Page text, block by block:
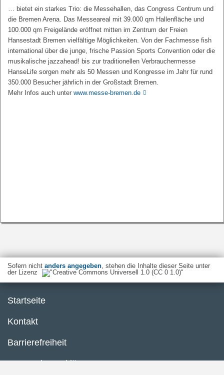
… bietet ein starkes Trio: die Messehallen, das Congress Centrum und
die Bremen Arena. Das Messeareal mit 39.000 qm Hallenfläche und
100.000 qm Freigelände eröffnet mitten im Zentrum der Freien
Hansestadt Bremen vielfältige Möglichkeiten. Von der Fachmesse fish
international über die junge, frische Passion Sports Convention oder die
musikalische jazzahead! bis zur traditionellen Verbrauchermesse
HanseLife sorgen mehr als 50 Messen und Kongresse im Jahr für rund
350.000 Besucher jährlich in der Großstadt Bremen.
Mehr Infos auch unter www.messe-bremen.de
Sofern nicht anders angegeben, stehen die Inhalte dieser Seite unter
der Lizenz
Startseite
Kontakt
Barrierefreiheit
Datenschutzerklärung